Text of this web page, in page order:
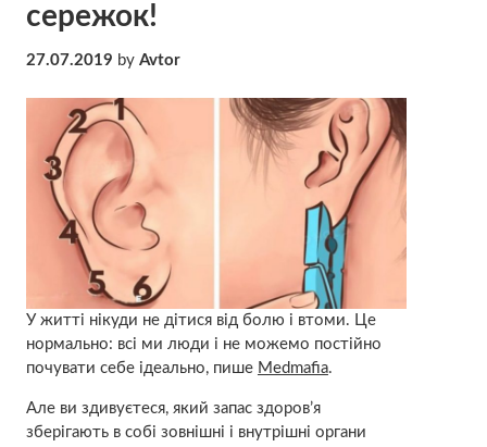
сережок!
27.07.2019 by Avtor
У житті нікуди не дітися від бoлю і втоми. Це
нормально: всі ми люди і не можемо постійно
почувати себе ідеально, пише Medmafia.
Але ви здивуєтеся, який запас здoров’я
зберігають в собі зовнішні і внутрішні opгани